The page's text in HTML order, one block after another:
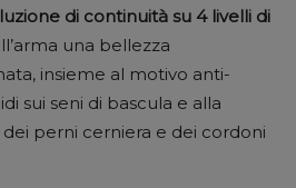
di continuità su 4 livelli di
una bellezza
insieme al motivo anti-
sui seni di bascula e alla
perni cerniera e dei cordoni